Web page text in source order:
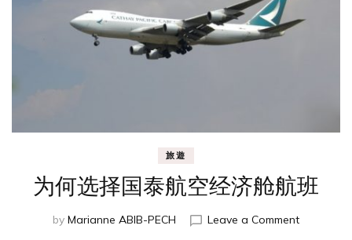
旅遊
为何选择国泰航空经济舱航班
by Marianne ABIB-PECH Leave a Commenton